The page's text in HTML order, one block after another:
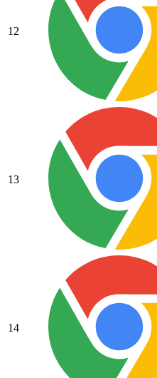
12
13
14